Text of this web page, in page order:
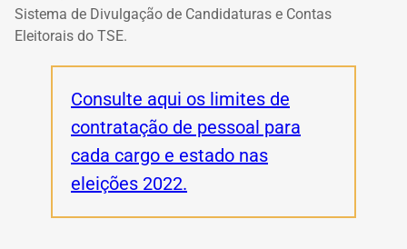
Sistema de Divulgação de Candidaturas e Contas
Eleitorais do TSE.
Consulte aqui os limites de
contratação de pessoal para
cada cargo e estado nas
eleições 2022.